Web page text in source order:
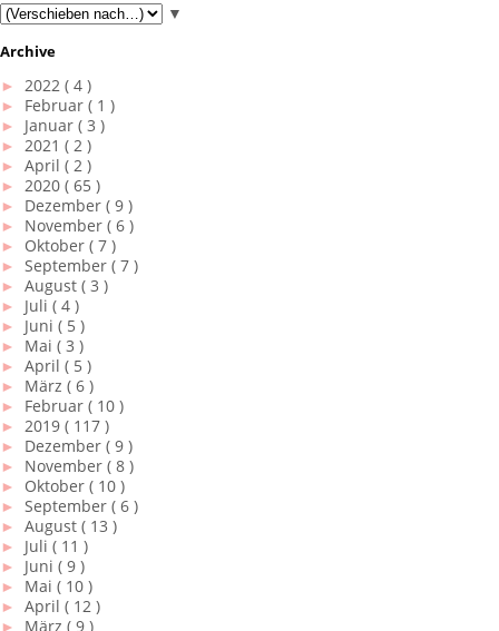
▼
Archive
► 2022 ( 4 )
► Februar ( 1 )
► Januar ( 3 )
► 2021 ( 2 )
► April ( 2 )
► 2020 ( 65 )
► Dezember ( 9 )
► November ( 6 )
► Oktober ( 7 )
► September ( 7 )
► August ( 3 )
► Juli ( 4 )
► Juni ( 5 )
► Mai ( 3 )
► April ( 5 )
► März ( 6 )
► Februar ( 10 )
► 2019 ( 117 )
► Dezember ( 9 )
► November ( 8 )
► Oktober ( 10 )
► September ( 6 )
► August ( 13 )
► Juli ( 11 )
► Juni ( 9 )
► Mai ( 10 )
► April ( 12 )
► März ( 9 )